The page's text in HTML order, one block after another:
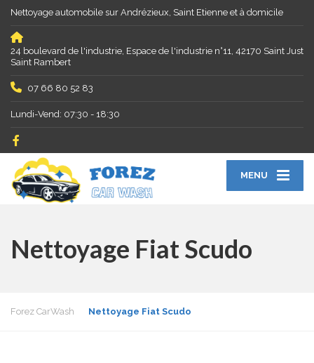
Nettoyage automobile sur Andrézieux, Saint Etienne et à domicile
24 boulevard de l'industrie, Espace de l'industrie n°11, 42170 Saint Just
Saint Rambert
07 66 80 52 83
Lundi-Vend: 07:30 - 18:30
MENU
Nettoyage Fiat Scudo
Forez CarWash Nettoyage Fiat Scudo